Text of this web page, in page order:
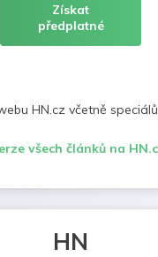
Získat
předplatné
HN.cz včetně
všech článků na
HN